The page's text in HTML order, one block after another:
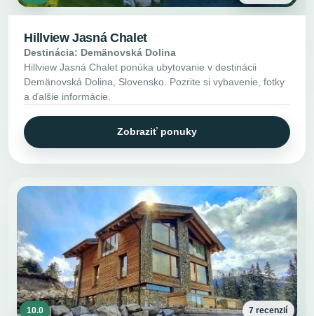
Hillview Jasná Chalet
Destinácia: Demänovská Dolina
Hillview Jasná Chalet ponúka ubytovanie v destinácii
Demänovská Dolina, Slovensko. Pozrite si vybavenie, fotky
a ďalšie informácie.
Zobraziť ponuky
10.0 7 recenzií